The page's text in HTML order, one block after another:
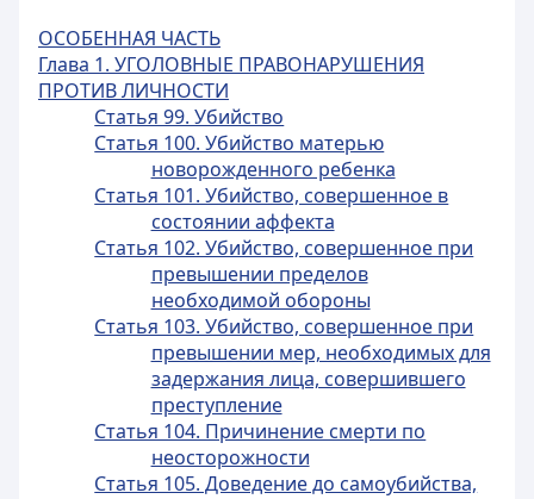
ОСОБЕННАЯ ЧАСТЬ
Глава 1. УГОЛОВНЫЕ ПРАВОНАРУШЕНИЯ
ПРОТИВ ЛИЧНОСТИ
Статья 99. Убийство
Статья 100. Убийство матерью
новорожденного ребенка
Статья 101. Убийство, совершенное в
состоянии аффекта
Статья 102. Убийство, совершенное при
превышении пределов
необходимой обороны
Статья 103. Убийство, совершенное при
превышении мер, необходимых для
задержания лица, совершившего
преступление
Статья 104. Причинение смерти по
неосторожности
Статья 105. Доведение до самоубийства,